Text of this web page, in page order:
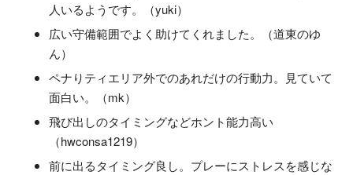
人いるようです。（yuki）
広い守備範囲でよく助けてくれました。（道東のゆ
ん）
ペナりティエリア外でのあれだけの行動力。見ていて
面白い。（mk）
飛び出しのタイミングなどホント能力高い
（hwconsa1219）
前に出るタイミング良し。プレーにストレスを感じな